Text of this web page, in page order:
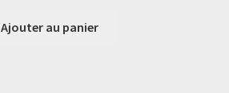
Ajouter au panier